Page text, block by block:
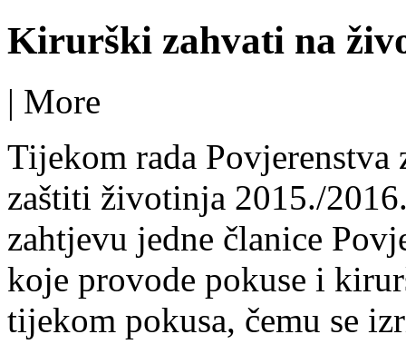
Kirurški zahvati na
| More
Tijekom rada Povjerenstva
zaštiti životinja 2015./
zahtjevu jedne članice
koje provode pokuse i
tijekom pokusa, čemu se